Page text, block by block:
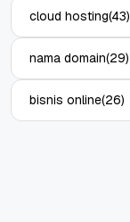
cloud hosting(43)
nama domain(29)
bisnis online(26)